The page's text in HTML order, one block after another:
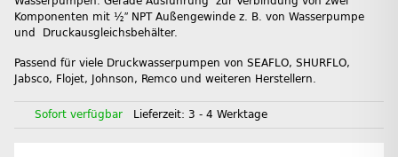
Komponenten mit ½″ NPT Außengewinde z. B. von Wasserpumpe
und Druckausgleichsbehälter.
Passend für viele Druckwasserpumpen von SEAFLO, SHURFLO,
Jabsco, Flojet, Johnson, Remco und weiteren Herstellern.
Sofort verfügbar Lieferzeit: 3 - 4 Werktage